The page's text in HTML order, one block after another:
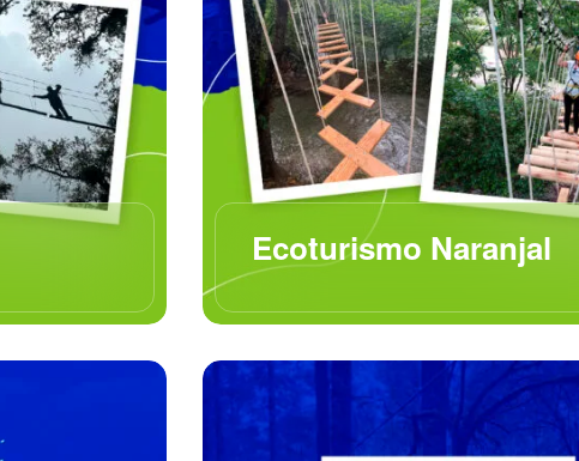
Ecoturismo Naranjal